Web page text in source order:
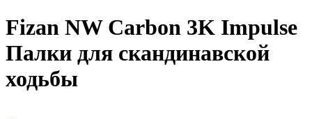
Fizan NW Carbon 3K Impulse
Палки для скандинавской
ходьбы